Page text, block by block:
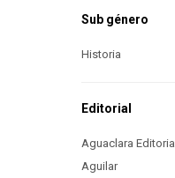
Sub género
Historia
Editorial
Aguaclara Editorial
Aguilar